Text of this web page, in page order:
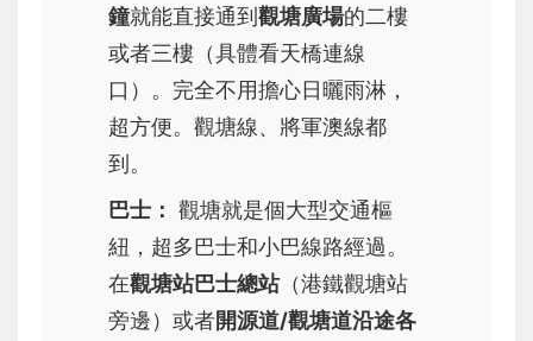
鐘就能直接通到 觀塘廣場的二樓
或者三樓（具體看天橋連線
口）。完全不用擔心日曬雨淋，
超方便。觀塘線、將軍澳線都
到。
巴士： 觀塘就是個大型交通樞
紐，超多巴士和小巴線路經過。
在觀塘站巴士總站（港鐵觀塘站
旁邊）或者開源道/觀塘道沿途各